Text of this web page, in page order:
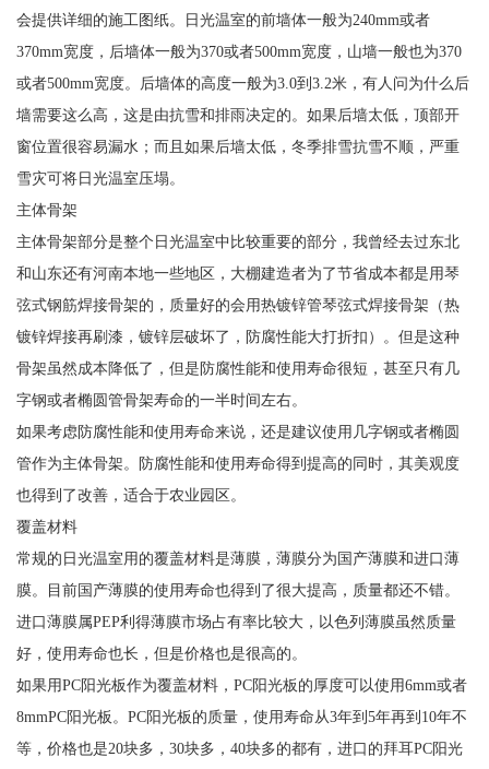
会提供详细的施工图纸。日光温室的前墙体一般为240mm或者
370mm宽度，后墙体一般为370或者500mm宽度，山墙一般也为370
或者500mm宽度。后墙体的高度一般为3.0到3.2米，有人问为什么后
墙需要这么高，这是由抗雪和排雨决定的。如果后墙太低，顶部开
窗位置很容易漏水；而且如果后墙太低，冬季排雪抗雪不顺，严重
雪灾可将日光温室压塌。
主体骨架
主体骨架部分是整个日光温室中比较重要的部分，我曾经去过东北
和山东还有河南本地一些地区，大棚建造者为了节省成本都是用琴
弦式钢筋焊接骨架的，质量好的会用热镀锌管琴弦式焊接骨架（热
镀锌焊接再刷漆，镀锌层破坏了，防腐性能大打折扣）。但是这种
骨架虽然成本降低了，但是防腐性能和使用寿命很短，甚至只有几
字钢或者椭圆管骨架寿命的一半时间左右。
如果考虑防腐性能和使用寿命来说，还是建议使用几字钢或者椭圆
管作为主体骨架。防腐性能和使用寿命得到提高的同时，其美观度
也得到了改善，适合于农业园区。
覆盖材料
常规的日光温室用的覆盖材料是薄膜，薄膜分为国产薄膜和进口薄
膜。目前国产薄膜的使用寿命也得到了很大提高，质量都还不错。
进口薄膜属PEP利得薄膜市场占有率比较大，以色列薄膜虽然质量
好，使用寿命也长，但是价格也是很高的。
如果用PC阳光板作为覆盖材料，PC阳光板的厚度可以使用6mm或者
8mmPC阳光板。PC阳光板的质量，使用寿命从3年到5年再到10年不
等，价格也是20块多，30块多，40块多的都有，进口的拜耳PC阳光